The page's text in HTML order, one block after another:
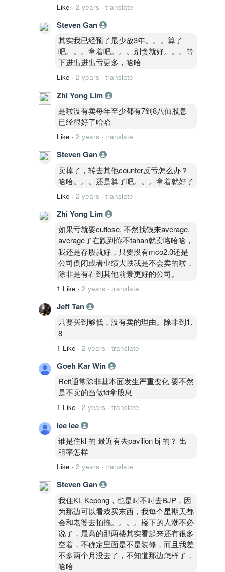
Like · 2 years · translate
Steven Gan
其实我已经预了最少放3年。。。算了
吧。。。拿着吧。。。别贪就好。。。等
下进出进出亏更多，哈哈
Like · 2 years · translate
Zhi Yong Lim
是啦没有卖每年至少都有7到8八仙股息
已经很好了哈哈
Like · 2 years · translate
Steven Gan
卖掉了，转去其他counter反亏怎么办？
哈哈。。。还是算了吧。。。拿着就好了
Like · 2 years · translate
Zhi Yong Lim
如果亏就要cutlose, 不然找钱来average,
average了在跌到你不tahan就卖咯哈哈，
我还是存股就好，只要没有mco2.0还是
公司倒闭或者业绩大跌我是不会卖的啦，
除非是有看到其他前景更好的公司。
1 Like · 2 years · translate
Jeff Tan
只要买到够低，没有卖的理由。除非到1.
8
1 Like · 2 years · translate
Goeh Kar Win
Reit通常除非基本面发生严重变化 要不然
是不卖的当做fd拿股息
1 Like · 2 years · translate
lee lee
谁是住kl 的 最近有去pavilion bj 的？ 出
租率怎样
Like · 2 years · translate
Steven Gan
我住KL Kepong，也是时不时去BJP，因
为那边可以看戏买东西，我每个星期天都
会和老婆去拍拖。。。。楼下的人潮不必
说了，最高的那两楼其实看起来还有很多
空着，不确定里面是不是装修，而且我差
不多两个月没去了，不知道那边怎样了，
哈哈